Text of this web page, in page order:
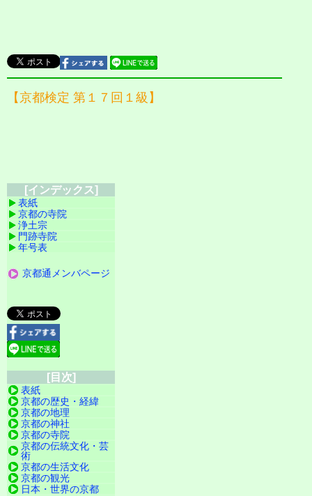
【京都検定 第１７回１級】
[インデックス]
表紙
京都の寺院
浄土宗
門跡寺院
年号表
京都通メンバページ
[目次]
表紙
京都の歴史・経緯
京都の地理
京都の神社
京都の寺院
京都の伝統文化・芸
術
京都の生活文化
京都の観光
日本・世界の京都